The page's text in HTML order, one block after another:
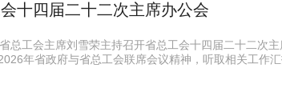
十四届二十二次主席办公会
总工会主席刘雪荣主持召开省总工会十四届二十二次
年省政府与省总工会联席会议精神，听取相关工作汇